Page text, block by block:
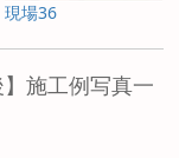
現場36
施工例写真一